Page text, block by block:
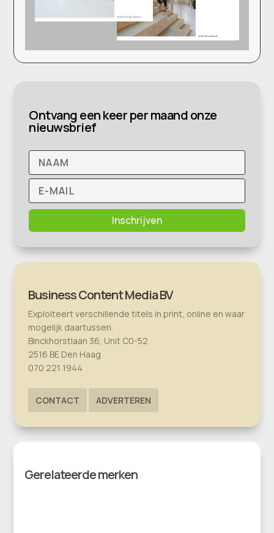
Ontvang een keer per maand onze
nieuwsbrief
Inschrijven
Business Content Media BV
Exploiteert verschillende titels in print, online en waar
mogelijk daartussen.
Binckhorstlaan 36, Unit C0-52
2516 BE Den Haag
070 221 1944
CONTACT ADVERTEREN
Gerelateerde merken